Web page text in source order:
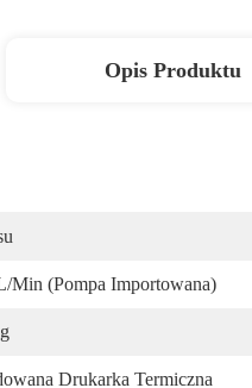
Opis Produktu
min (pompa Importowana)
Drukarka Termiczna